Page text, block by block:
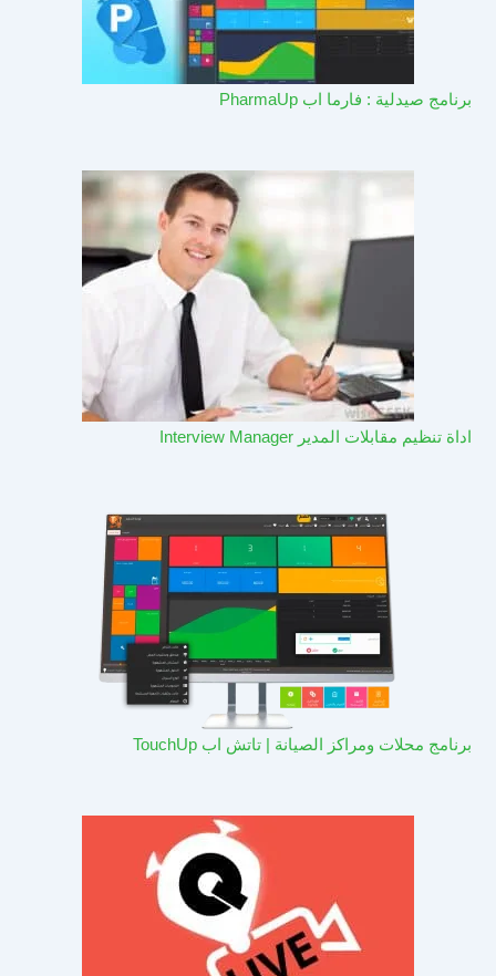
برنامج صيدلية : فارما اب PharmaUp​
اداة تنظيم مقابلات المدير Interview Manager
برنامج محلات ومراكز الصيانة | تاتش اب TouchUp